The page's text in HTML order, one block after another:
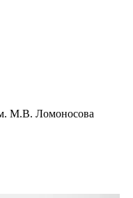
М.В. Ломоносова